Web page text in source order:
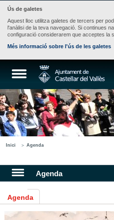
Ús de galetes
Aquest lloc utilitza galetes de tercers per
l'anàlisi de la teva navegació. Si continues
configuració considerarem que acceptes la
Més informació sobre l'ús de les galetes
Inici Agenda
Agenda
Agenda